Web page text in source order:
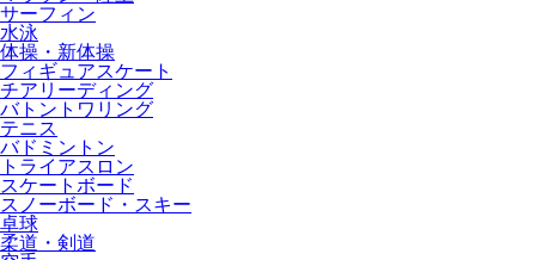
サーフィン
水泳
体操・新体操
フィギュアスケート
チアリーディング
バトントワリング
テニス
バドミントン
トライアスロン
スケートボード
スノーボード・スキー
卓球
柔道・剣道